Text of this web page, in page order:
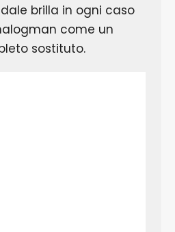
brilla in ogni caso
come un
sostituto.